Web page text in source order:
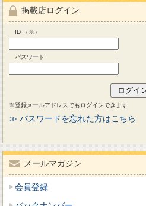
掲載店ログイン
ID （※）
パスワード
※登録メールアドレスでもログインできます
≫ パスワードを忘れた方はこちら
メールマガジン
会員登録